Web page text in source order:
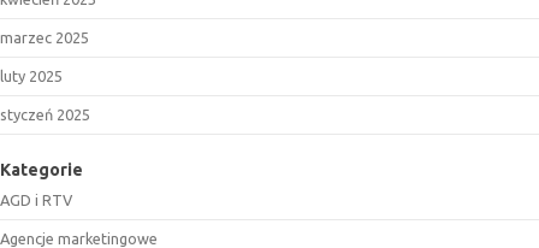
marzec 2025
luty 2025
styczeń 2025
Kategorie
AGD i RTV
Agencje marketingowe